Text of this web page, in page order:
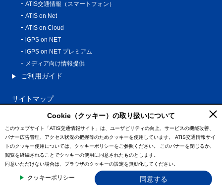
ATIS交通情報（スマートフォン）
ATIS on Net
ATIS on Cloud
iGPS on NET
iGPS on NET プレミアム
メディア向け情報提供
ご利用ガイド
サイトマップ
プライバシーポリシー
利用規約
特定商取引法に基づく表記
情報の外部通信について
© ATIS Co.,Ltd. All Rights Reserved.
Cookie（クッキー）の取り扱いについて
このウェブサイト「ATIS交通情報サイト」は、ユーザビリティの向上、サービスの機能改善、
バナー広告管理、アクセス状況の把握等のためクッキーを使用しています。
ATIS交通情報サイ
トのクッキー使用については、クッキーポリシーをご参照ください。
このバナーを閉じるか、
閲覧を継続されることでクッキーの使用に同意されたものとします。
同意いただけない場合は、ブラウザのクッキーの設定を無効化してください。
クッキーポリシー 同意する